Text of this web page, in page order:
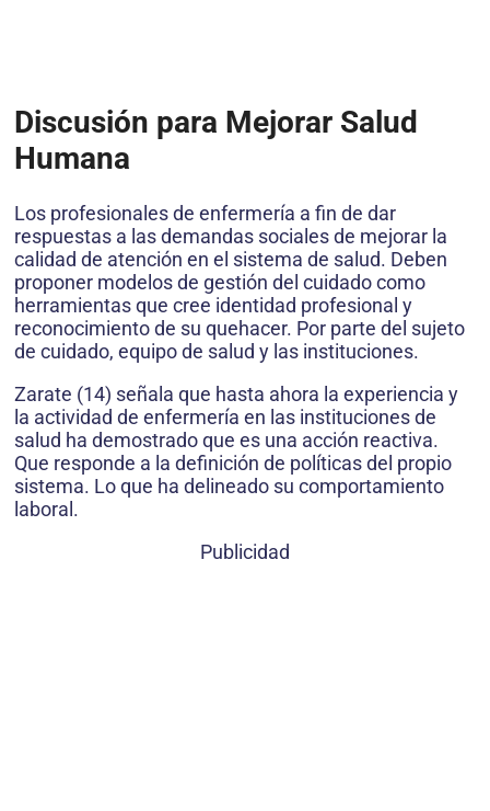
Discusión para Mejorar Salud
Humana
Los profesionales de enfermería a fin de dar
respuestas a las demandas sociales de mejorar la
calidad de atención en el sistema de salud. Deben
proponer modelos de gestión del cuidado como
herramientas que cree identidad profesional y
reconocimiento de su quehacer. Por parte del sujeto
de cuidado, equipo de salud y las instituciones.
Zarate (14) señala que hasta ahora la experiencia y
la actividad de enfermería en las instituciones de
salud ha demostrado que es una acción reactiva.
Que responde a la definición de políticas del propio
sistema. Lo que ha delineado su comportamiento
laboral.
Publicidad